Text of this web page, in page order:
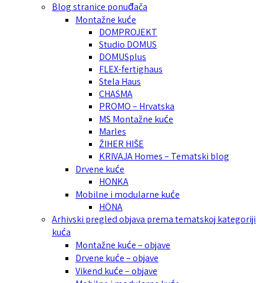
Blog stranice ponuđača
Montažne kuće
DOMPROJEKT
Studio DOMUS
DOMUSplus
FLEX-fertighaus
Stela Haus
CHASMA
PROMO – Hrvatska
MS Montažne kuće
Marles
ŽIHER HIŠE
KRIVAJA Homes – Tematski blog
Drvene kuće
HONKA
Mobilne i modularne kuće
HÖNA
Arhivski pregled objava prema tematskoj kategoriji
kuća
Montažne kuće – objave
Drvene kuće – objave
Vikend kuće – objave